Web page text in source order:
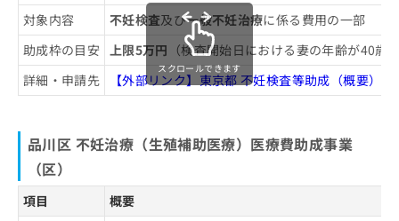
対象内容
不妊検査及び一般不妊治療に係る費用の一部
助成枠の目安 上限5万円 （検査開始日における妻の年齢が40
詳細・申請先
【外部リンク】東京都 不妊検査等助成（概要）
スクロールできます
品川区 不妊治療（生殖補助医療）医療費助成事業
（区）
項目
概要